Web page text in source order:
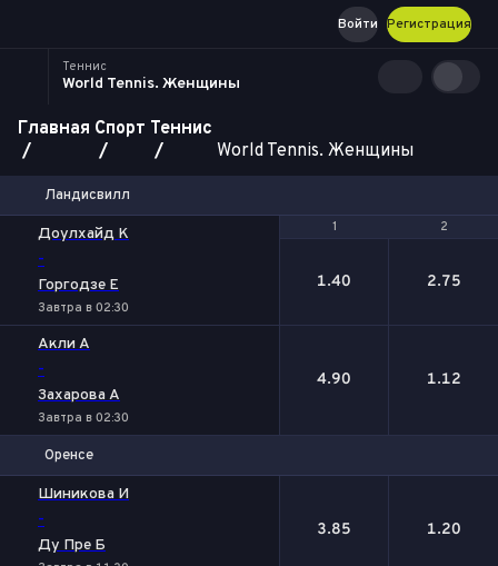
Регистрация
Войти
Теннис
World Tennis. Женщины
Главная Спорт Теннис
World Tennis. Женщины
Ландисвилл
1 2
Доулхайд К
-
Горгодзе Е
Завтра в 02:30
1 2
1.40 2.75
Акли А
-
Захарова А
Завтра в 02:30
4.90 1.12
Оренсе
Шиникова И
-
Ду Пре Б
3.85 1.20